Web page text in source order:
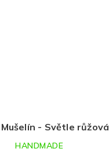
- Světle růžová
HANDMADE